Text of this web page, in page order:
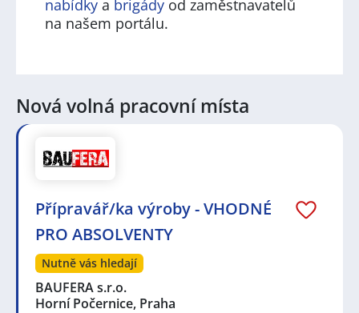
nabídky a brigády od zaměstnavatelů
na našem portálu.
Nová volná pracovní místa
Přípravář/ka výroby - VHODNÉ
PRO ABSOLVENTY
Nutně vás hledají
BAUFERA s.r.o.
Horní Počernice, Praha